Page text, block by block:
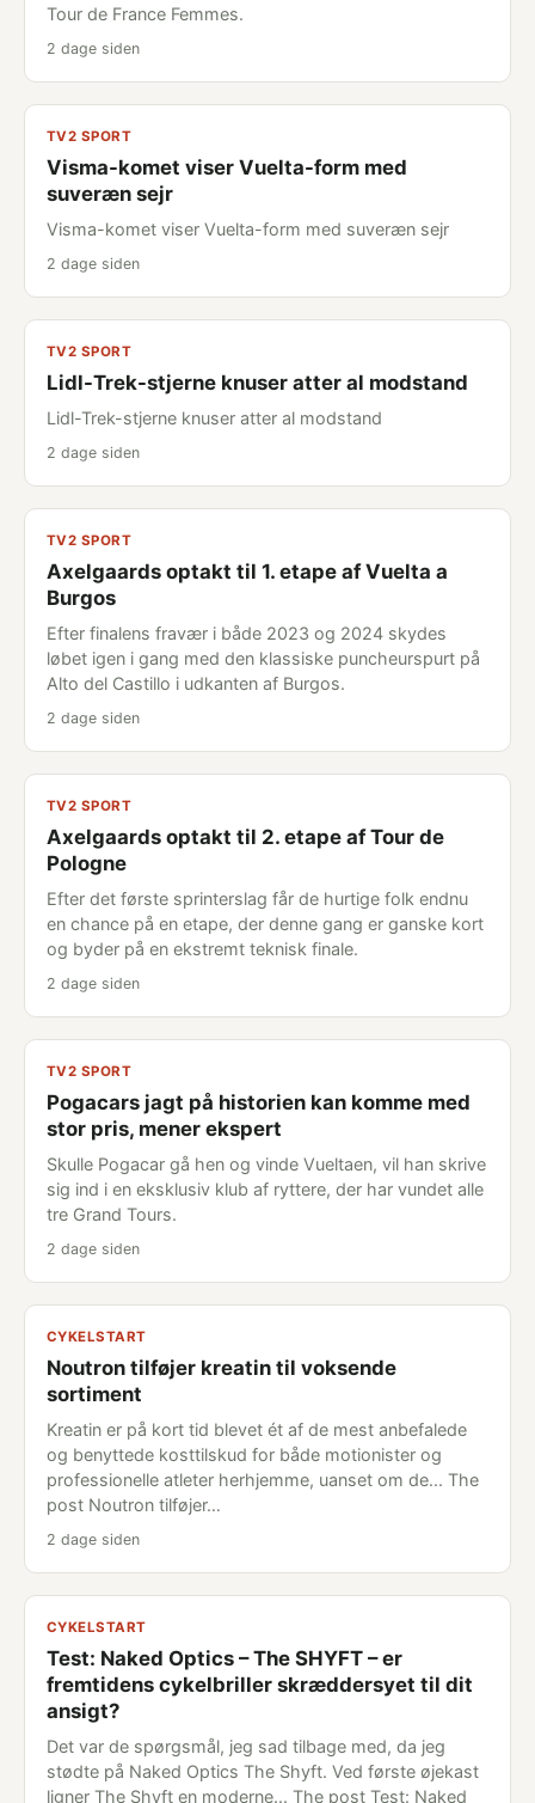
Tour de France Femmes.
2 dage siden
TV2 SPORT
Visma-komet viser Vuelta-form med
suveræn sejr
Visma-komet viser Vuelta-form med suveræn sejr
2 dage siden
TV2 SPORT
Lidl-Trek-stjerne knuser atter al modstand
Lidl-Trek-stjerne knuser atter al modstand
2 dage siden
TV2 SPORT
Axelgaards optakt til 1. etape af Vuelta a
Burgos
Efter finalens fravær i både 2023 og 2024 skydes
løbet igen i gang med den klassiske puncheurspurt på
Alto del Castillo i udkanten af Burgos.
2 dage siden
TV2 SPORT
Axelgaards optakt til 2. etape af Tour de
Pologne
Efter det første sprinterslag får de hurtige folk endnu
en chance på en etape, der denne gang er ganske kort
og byder på en ekstremt teknisk finale.
2 dage siden
TV2 SPORT
Pogacars jagt på historien kan komme med
stor pris, mener ekspert
Skulle Pogacar gå hen og vinde Vueltaen, vil han skrive
sig ind i en eksklusiv klub af ryttere, der har vundet alle
tre Grand Tours.
2 dage siden
CYKELSTART
Noutron tilføjer kreatin til voksende
sortiment
Kreatin er på kort tid blevet ét af de mest anbefalede
og benyttede kosttilskud for både motionister og
professionelle atleter herhjemme, uanset om de... The
post Noutron tilføjer…
2 dage siden
CYKELSTART
Test: Naked Optics – The SHYFT – er
fremtidens cykelbriller skræddersyet til dit
ansigt?
Det var de spørgsmål, jeg sad tilbage med, da jeg
stødte på Naked Optics The Shyft. Ved første øjekast
ligner The Shyft en moderne... The post Test: Naked